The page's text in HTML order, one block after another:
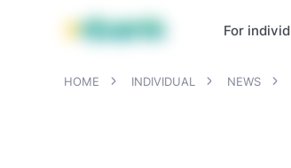
MBANK Products MJunior
For
HOME INDIVIDUAL NEWS